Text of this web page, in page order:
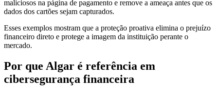
maliciosos na página de pagamento e remove a ameaça antes que os
dados dos cartões sejam capturados.
Esses exemplos mostram que a proteção proativa elimina o prejuízo
financeiro direto e protege a imagem da instituição perante o
mercado.
Por que Algar é referência em
cibersegurança financeira